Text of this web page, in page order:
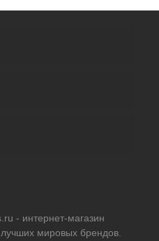
- интернет-магазин
мировых брендов.